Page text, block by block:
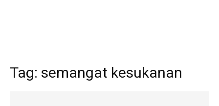
Tag: semangat kesukanan